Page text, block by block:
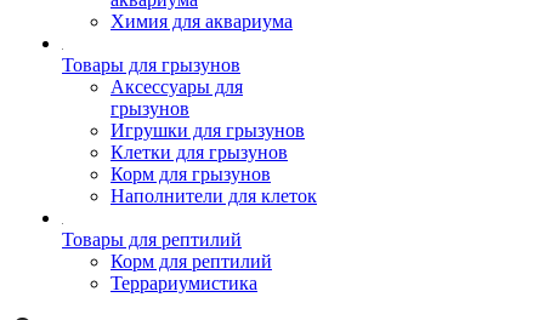
Химия для аквариума
Товары для грызунов
Аксессуары для
грызунов
Игрушки для грызунов
Клетки для грызунов
Корм для грызунов
Наполнители для клеток
Товары для рептилий
Корм для рептилий
Террариумистика